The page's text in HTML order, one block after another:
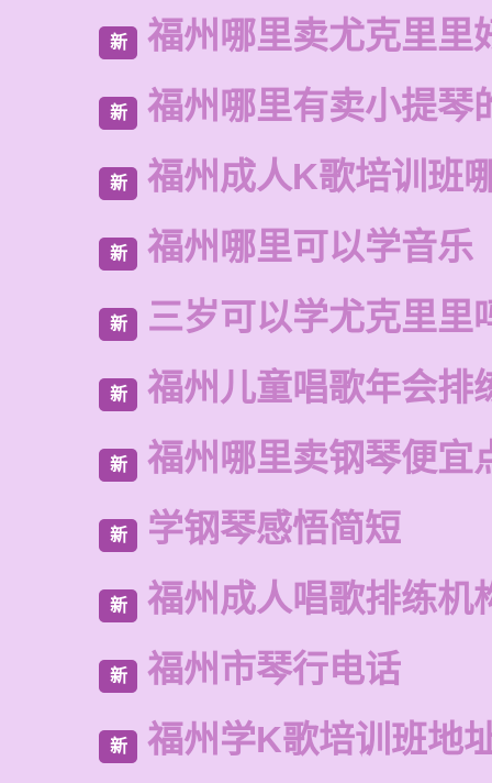
新 福州哪里卖尤克里里
新 福州哪里有卖小提琴
新 福州成人K歌培训班
新 福州哪里可以学音乐
新 三岁可以学尤克里里
新 福州儿童唱歌年会排
新 福州哪里卖钢琴便宜
新 学钢琴感悟简短
新 福州成人唱歌排练机
新 福州市琴行电话
新 福州学K歌培训班地